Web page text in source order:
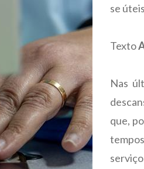
se
Texto
Nas
que,